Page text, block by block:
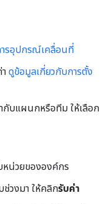
รอุปกรณ์เคลื่อนที่
ดูข้อมูลเกี่ยวกับการตั้ง
กับแผนกหรือทีม ให้เลือก
หน่วยขององค์กร
ช่วงมา ให้คลิกรับค่า